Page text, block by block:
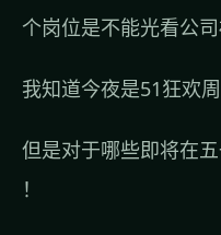
个岗位是不能光看公
我知道今夜是51狂欢周
但是对于哪些即将在
！